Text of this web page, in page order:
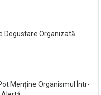
Degustare Organizată
Menține Organismul Într-